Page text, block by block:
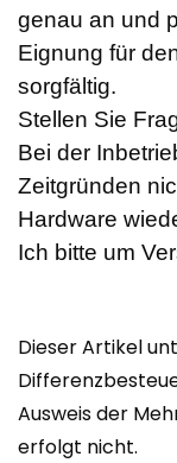
genau an und
Eignung für
sorgfältig.
Stellen Sie
Bei der
Zeitgründen
Hardware
Ich bitte um
Dieser Artikel
Ausweis der
erfolgt nicht.